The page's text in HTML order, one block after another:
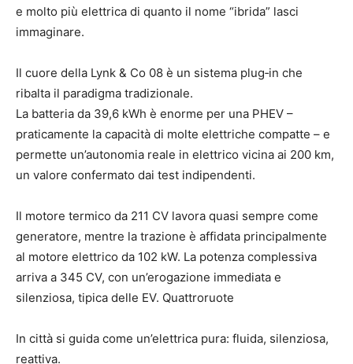
e molto più elettrica di quanto il nome “ibrida” lasci
immaginare.
Il cuore della Lynk & Co 08 è un sistema plug‑in che
ribalta il paradigma tradizionale.
La batteria da 39,6 kWh è enorme per una PHEV –
praticamente la capacità di molte elettriche compatte – e
permette un’autonomia reale in elettrico vicina ai 200 km,
un valore confermato dai test indipendenti.
Il motore termico da 211 CV lavora quasi sempre come
generatore, mentre la trazione è affidata principalmente
al motore elettrico da 102 kW. La potenza complessiva
arriva a 345 CV, con un’erogazione immediata e
silenziosa, tipica delle EV. Quattroruote
In città si guida come un’elettrica pura: fluida, silenziosa,
reattiva.